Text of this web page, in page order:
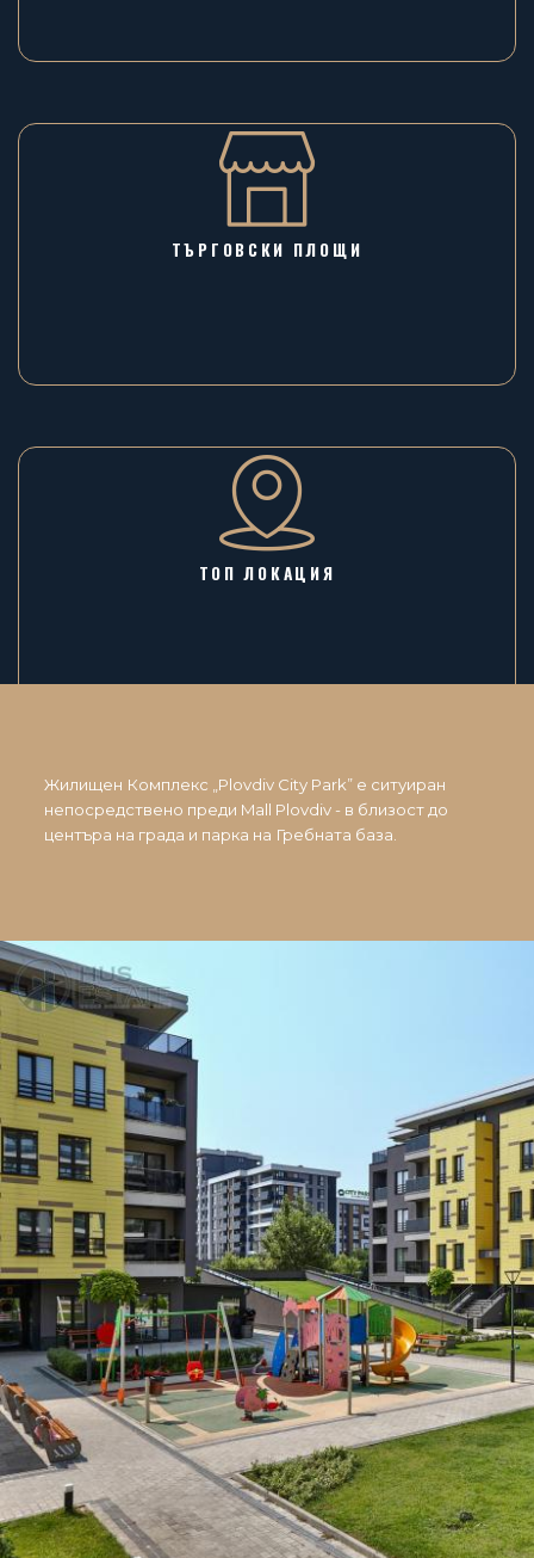
ТЪРГОВСКИ ПЛОЩИ
ТОП ЛОКАЦИЯ
Жилищен Комплекс „Plovdiv City Park” е ситуиран
непосредствено преди Mall Plovdiv - в близост до
центъра на града и парка на Гребната база.